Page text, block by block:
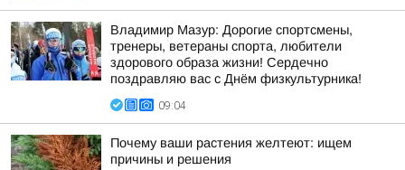
Владимир Мазур: Дорогие спортсмены,
тренеры, ветераны спорта, любители
здорового образа жизни! Сердечно
поздравляю вас с Днём физкультурника!
09:04
Почему ваши растения желтеют: ищем
причины и решения